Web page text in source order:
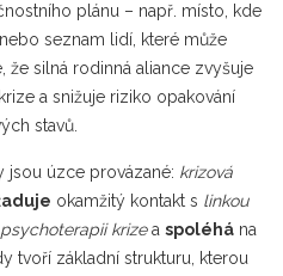
plánu – např. místo, kde
seznam lidí, které může
že silná rodinná aliance zvyšuje
a snižuje riziko opakování
stavů.
úzce provázané: krizová
okamžitý kontakt s linkou
psychoterapii krizea spoléhána
tvoří základní strukturu, kterou